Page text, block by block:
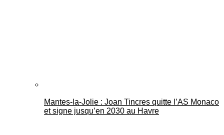
Mantes-la-Jolie : Joan Tincres quitte l’AS Monaco
et signe jusqu’en 2030 au Havre